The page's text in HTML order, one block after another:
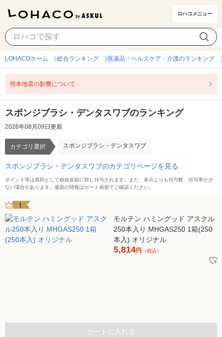
ロハコメニュー
スポンジブラシ・デンタスワブ カテゴリ選択
LOHACOホーム 総合ランキング 医薬品・ヘルスケア・介護のランキング
熊本地震の影響について
スポンジブラシ・デンタスワブのランキング
2026年08月09日更新
カテゴリ選択 スポンジブラシ・デンタスワブ
スポンジブラシ・デンタスワブのカテゴリページを見る
ポイント等は原則として税抜金額に対し付与されます。また、表示よりも付与数、付与率が少
ない場合があります。最新の情報はカート画面でご確認ください。
1
モルテン ハミングッド アスクル
250本入り MHGAS250 1箱(250
本入) オリジナル
5,814円 （税込）
カートに入れる